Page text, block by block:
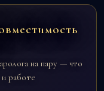
на пару — что
работе